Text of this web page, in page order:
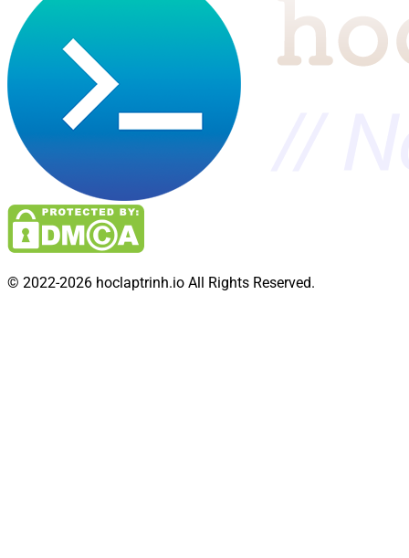
© 2022-2026 hoclaptrinh.io All Rights Reserved.